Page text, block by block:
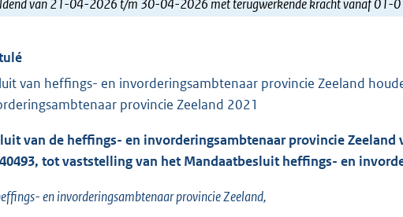
van 21-04-2026 t/m 30-04-2026 met terugwerkende kracht vanaf 01-
van heffings- en invorderingsambtenaar provincie Zeeland
provincie Zeeland 2021
van de heffings- en invorderingsambtenaar provincie Zeeland
tot vaststelling van het Mandaatbesluit heffings- en
en invorderingsambtenaar provincie Zeeland,